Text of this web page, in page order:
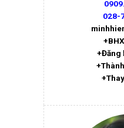
028-
+Đăng